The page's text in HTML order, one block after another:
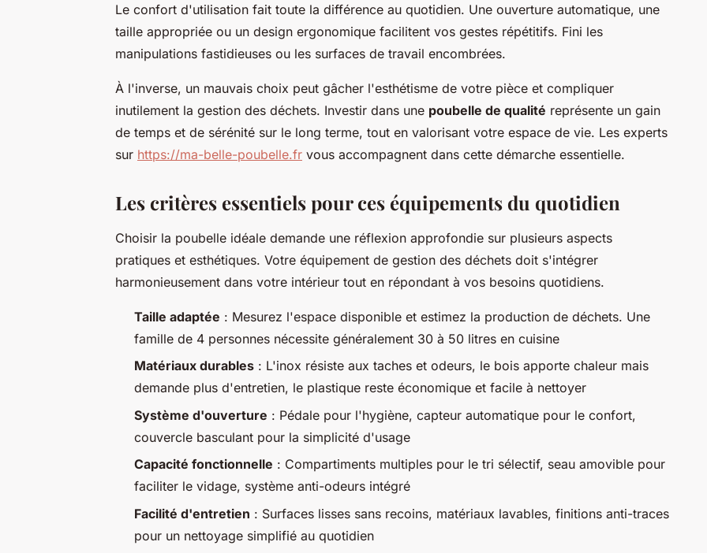
Le confort d'utilisation fait toute la différence au quotidien. Une ouverture automatique, une
taille appropriée ou un design ergonomique facilitent vos gestes répétitifs. Fini les
manipulations fastidieuses ou les surfaces de travail encombrées.
À l'inverse, un mauvais choix peut gâcher l'esthétisme de votre pièce et compliquer
inutilement la gestion des déchets. Investir dans une poubelle de qualité représente un gain
de temps et de sérénité sur le long terme, tout en valorisant votre espace de vie. Les experts
sur https://ma-belle-poubelle.fr vous accompagnent dans cette démarche essentielle.
Les critères essentiels pour ces équipements du quotidien
Choisir la poubelle idéale demande une réflexion approfondie sur plusieurs aspects
pratiques et esthétiques. Votre équipement de gestion des déchets doit s'intégrer
harmonieusement dans votre intérieur tout en répondant à vos besoins quotidiens.
Taille adaptée : Mesurez l'espace disponible et estimez la production de déchets. Une
famille de 4 personnes nécessite généralement 30 à 50 litres en cuisine
Matériaux durables : L'inox résiste aux taches et odeurs, le bois apporte chaleur mais
demande plus d'entretien, le plastique reste économique et facile à nettoyer
Système d'ouverture : Pédale pour l'hygiène, capteur automatique pour le confort,
couvercle basculant pour la simplicité d'usage
Capacité fonctionnelle : Compartiments multiples pour le tri sélectif, seau amovible pour
faciliter le vidage, système anti-odeurs intégré
Facilité d'entretien : Surfaces lisses sans recoins, matériaux lavables, finitions anti-traces
pour un nettoyage simplifié au quotidien